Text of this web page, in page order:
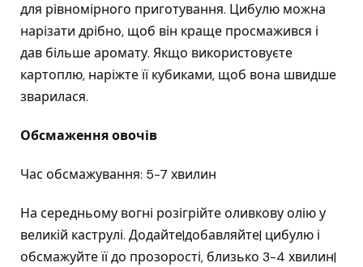
для рівномірного приготування. Цибулю можна
нарізати дрібно, щоб він краще просмажився і
дав більше аромату. Якщо використовуєте
картоплю, наріжте її кубиками, щоб вона швидше
зварилася.
Обсмаження овочів
Час обсмажування: 5-7 хвилин
На середньому вогні розігрійте оливкову олію у
великій каструлі. Додайте|добавляйте| цибулю і
обсмажуйте її до прозорості, близько 3-4 хвилин|